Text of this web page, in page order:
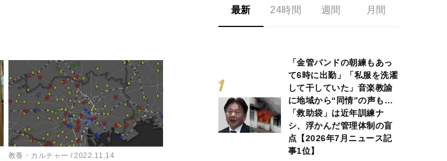
教養・カルチャー 2022.11.14
最新 24時間 週間 月間
「金管バンドの朝練もあっ
て6時に出勤」「私服を洗濯
して干していた」音楽教諭
に地域から“同情”の声も…
「救助袋」は近年訓練ナ
シ、浮かんだ管理体制の盲
点【2026年7月ニュース記
事1位】